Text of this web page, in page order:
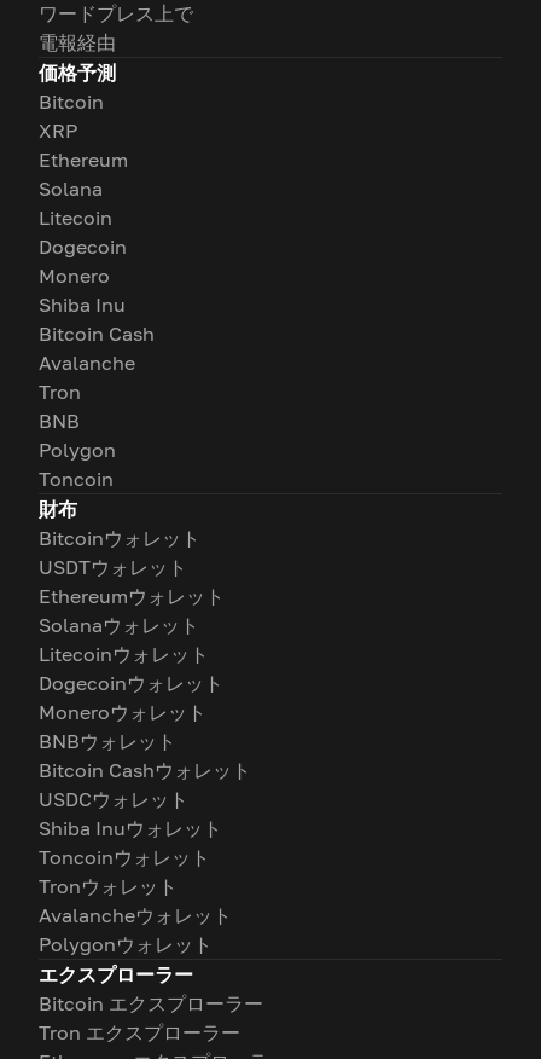
ワードプレス上で
電報経由
価格予測
Bitcoin
XRP
Ethereum
Solana
Litecoin
Dogecoin
Monero
Shiba Inu
Bitcoin Cash
Avalanche
Tron
BNB
Polygon
Toncoin
財布
Bitcoinウォレット
USDTウォレット
Ethereumウォレット
Solanaウォレット
Litecoinウォレット
Dogecoinウォレット
Moneroウォレット
BNBウォレット
Bitcoin Cashウォレット
USDCウォレット
Shiba Inuウォレット
Toncoinウォレット
Tronウォレット
Avalancheウォレット
Polygonウォレット
エクスプローラー
Bitcoin エクスプローラー
Tron エクスプローラー